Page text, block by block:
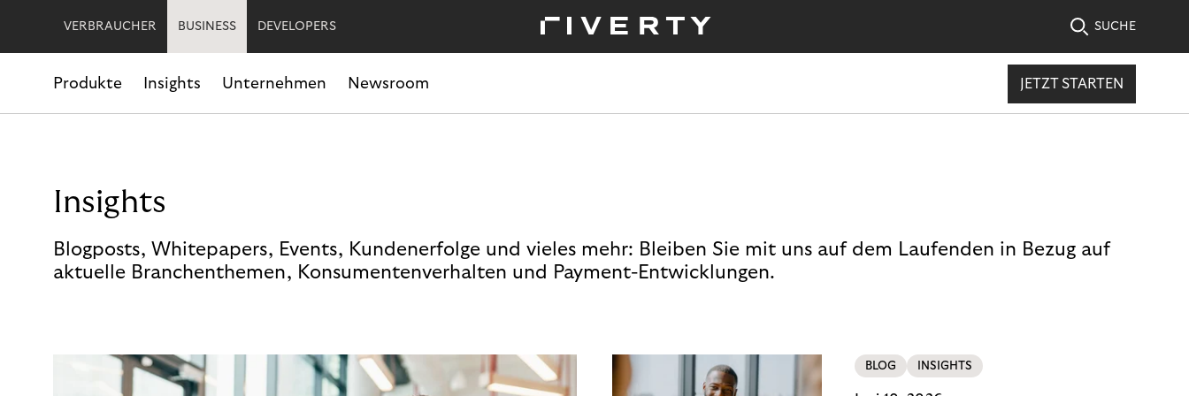
VERBRAUCHER BUSINESS DEVELOPERS SUCHE
Produkte Insights Unternehmen Newsroom JETZT STARTEN
Insights
Blogposts, Whitepapers, Events, Kundenerfolge und vieles mehr: Bleiben Sie mit uns auf dem Laufenden in Bezug auf
aktuelle Branchenthemen, Konsumentenverhalten und Payment-Entwicklungen.
BLOG INSIGHTS